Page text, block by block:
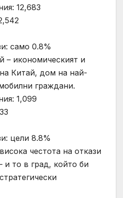
12,683
само 0.8%
– икономическият и
Китай, дом на най-
граждани.
1,099
цели 8.8%
честота на откази
и то в град, който би